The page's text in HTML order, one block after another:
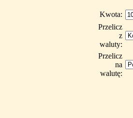
Kwota:
Przelicz
z
waluty:
Przelicz
na
walutę: